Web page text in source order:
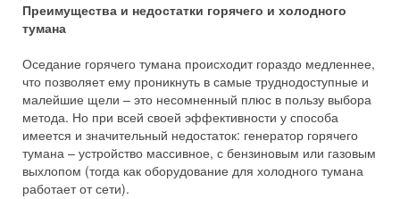
Преимущества и недостатки горячего и холодного
тумана
Оседание горячего тумана происходит гораздо медленнее,
что позволяет ему проникнуть в самые труднодоступные и
малейшие щели – это несомненный плюс в пользу выбора
метода. Но при всей своей эффективности у способа
имеется и значительный недостаток: генератор горячего
тумана – устройство массивное, с бензиновым или газовым
выхлопом (тогда как оборудование для холодного тумана
работает от сети).